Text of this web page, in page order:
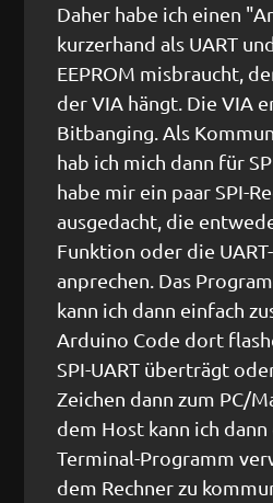
Daher habe ich einen
kurzerhand als UART
EEPROM misbraucht,
der VIA hängt. Die VIA
Bitbanging. Als
hab ich mich dann für
habe mir ein paar SPI-
ausgedacht, die
Funktion oder die
anprechen. Das
kann ich dann einfach
Arduino Code dort
SPI-UART überträgt
Zeichen dann zum PC/
dem Host kann ich
Terminal-Programm
dem Rechner zu